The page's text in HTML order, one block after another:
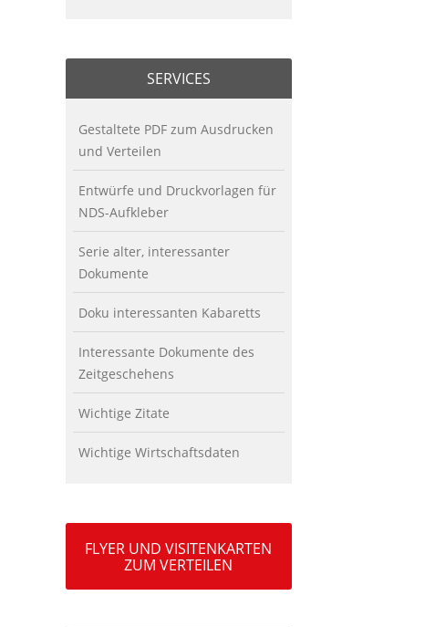
SERVICES
Gestaltete PDF zum Ausdrucken
und Verteilen
Entwürfe und Druckvorlagen für
NDS-Aufkleber
Serie alter, interessanter
Dokumente
Doku interessanten Kabaretts
Interessante Dokumente des
Zeitgeschehens
Wichtige Zitate
Wichtige Wirtschaftsdaten
FLYER UND VISITENKARTEN
ZUM VERTEILEN